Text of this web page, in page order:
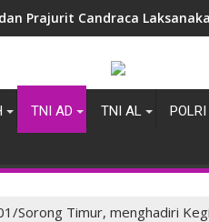
Prajurit Candraca
TNI AD TNI AL POLRI
Sorong Timur, menghadiri